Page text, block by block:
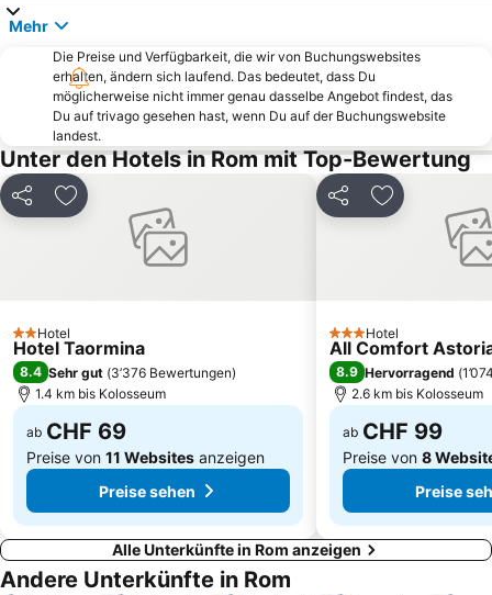
Palazzetto dello Sport
Il Parco del Foro Italico
Piazza Venezia
Kirche Santa Maria in Trastvere
Trieste
Spagna Metro Station
Piazza Campo de' Fiori
Fregene
Flaminio
Bahnhof Roma Tiburtina
Piazza San Pietro
Ottaviano - San Pietro - Musei Vaticani Metro Station
Via Aurelia - Roma
Metropolitana di Roma
Forum Romanum
Basilica San Paolo Metro Station
Kapitolsplatz
Mehr
Die Preise und Verfügbarkeit, die wir von Buchungswebsites
erhalten, ändern sich laufend. Das bedeutet, dass Du
möglicherweise nicht immer genau dasselbe Angebot findest, das
Du auf trivago gesehen hast, wenn Du auf der Buchungswebsite
landest.
Unter den Hotels in Rom mit Top-Bewertung
Teilen Zu Favoriten hinzufügen
2 Sterne
Hotel
Hotel Taormina
8.4 Sehr gut (3’376 Bewertungen)
1.4 km bis Kolosseum
ab CHF 69
Preise von 11 Websites anzeigen
Preise sehen
Teilen Zu Favoriten
3 Sterne
Hotel
All Comfort
8.9 Hervorragend (
2.6 km bis Kolosseum
ab CHF 99
Preise von 8
Preise
Alle Unterkünfte in Rom anzeigen
Andere Unterkünfte in Rom